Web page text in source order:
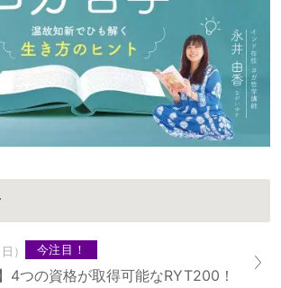
） 今注目！
4つの資格が取得可能なRYT200！